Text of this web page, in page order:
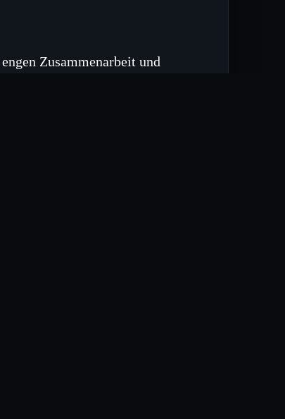
Zusammenarbeit und